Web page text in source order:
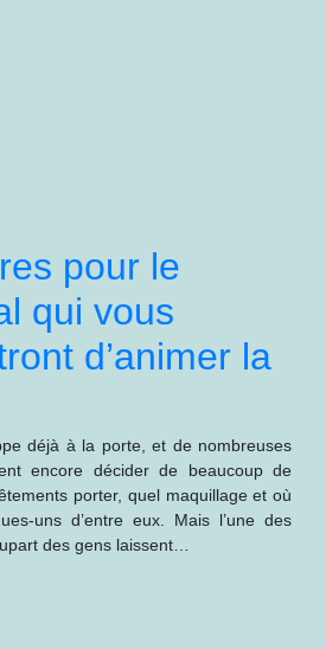
pour le
qui vous
d’animer la
déjà à la porte, et de nombreuses
encore décider de beaucoup de
porter, quel maquillage et où
uns d’entre eux. Mais l’une des
des gens laissent…